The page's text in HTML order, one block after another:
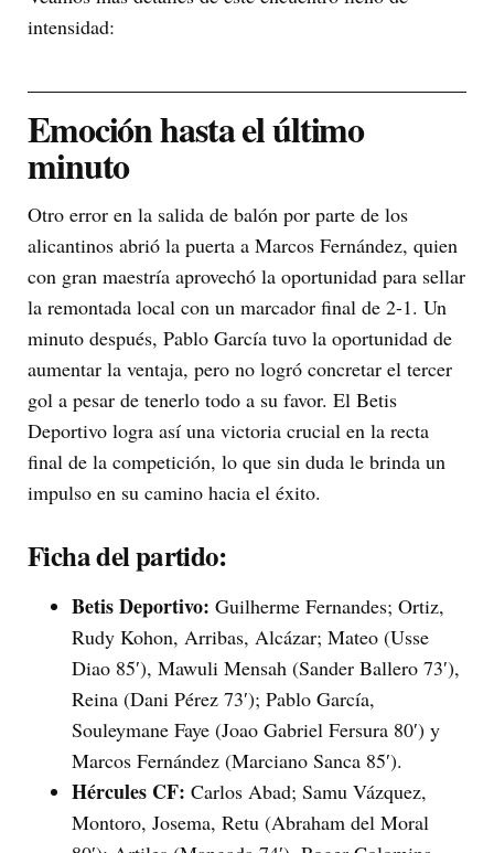
intensidad:
Emoción hasta el último
minuto
Otro error en la salida de balón por parte de los
alicantinos abrió la puerta a Marcos Fernández, quien
con gran maestría aprovechó la oportunidad para sellar
la remontada local con un marcador final de 2-1. Un
minuto después, Pablo García tuvo la oportunidad de
aumentar la ventaja, pero no logró concretar el tercer
gol a pesar de tenerlo todo a su favor. El Betis
Deportivo logra así una victoria crucial en la recta
final de la competición, lo que sin duda le brinda un
impulso en su camino hacia el éxito.
Ficha del partido:
Betis Deportivo: Guilherme Fernandes; Ortiz,
Rudy Kohon, Arribas, Alcázar; Mateo (Usse
Diao 85′), Mawuli Mensah (Sander Ballero 73′),
Reina (Dani Pérez 73′); Pablo García,
Souleymane Faye (Joao Gabriel Fersura 80′) y
Marcos Fernández (Marciano Sanca 85′).
Hércules CF: Carlos Abad; Samu Vázquez,
Montoro, Josema, Retu (Abraham del Moral